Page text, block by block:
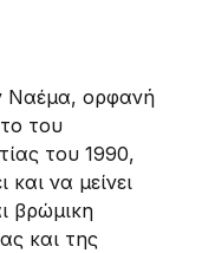
Ναέμα, ορφανή
του
του 1990,
να μείνει
βρώμικη
και της